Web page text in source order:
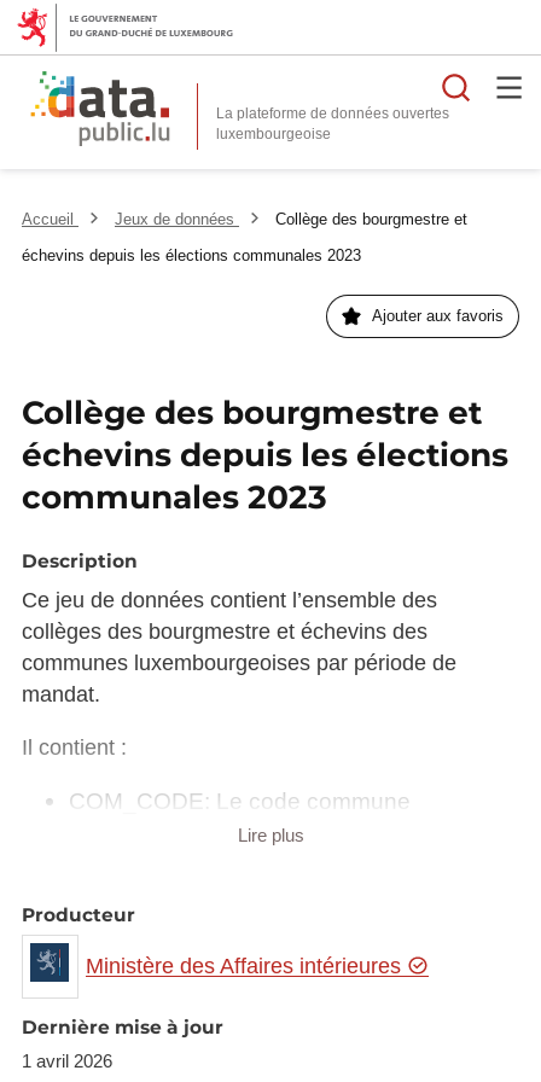
La plateforme de données ouvertes
Accueil Jeux de données
Collège des bourgmestre et
échevins depuis les élections communales 2023
Ajouter aux favoris
Collège des bourgmestre et
échevins depuis les élections
communales 2023
Description
Ce jeu de données contient l’ensemble des
collèges des bourgmestre et échevins des
communes luxembourgeoises par période de
mandat.
Il contient :
COM_CODE: Le code commune
COM_LABEL: La dénommination officielle
Bourgmestre ou échevins. Il n'y a pas de
distinctions pour les mandats faisant
ELU_LAST_NAME: Le nom
ELU_FIRST_NAME: Le prénom
Lire plus
Producteur
Ministère des Affaires intérieures
Dernière mise à jour
1 avril 2026